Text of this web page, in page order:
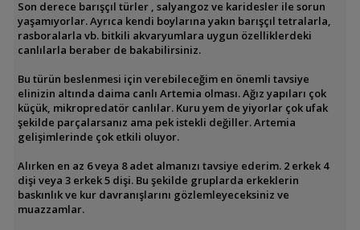
Son derece barışçıl türler , salyangoz ve karidesler ile sorun
yaşamıyorlar. Ayrıca kendi boylarına yakın barışçıl tetralarla,
rasboralarla vb. bitkili akvaryumlara uygun özelliklerdeki
canlılarla beraber de bakabilirsiniz.
Bu türün beslenmesi için verebileceğim en önemli tavsiye
elinizin altında daima canlı Artemia olması. Ağız yapıları çok
küçük, mikropredatör canlılar. Kuru yem de yiyorlar çok ufak
şekilde parçalarsanız ama pek istekli değiller. Artemia
gelişimlerinde çok etkili oluyor.
Alırken en az 6 veya 8 adet almanızı tavsiye ederim. 2 erkek 4
dişi veya 3 erkek 5 dişi. Bu şekilde gruplarda erkeklerin
baskınlık ve kur davranışlarını gözlemleyeceksiniz ve
muazzamlar.